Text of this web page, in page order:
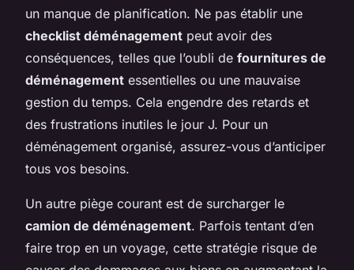
un manque de planification. Ne pas établir une
checklist déménagement peut avoir des
conséquences, telles que l’oubli de fournitures de
déménagement essentielles ou une mauvaise
gestion du temps. Cela engendre des retards et
des frustrations inutiles le jour J. Pour un
déménagement organisé, assurez-vous d’anticiper
tous vos besoins.
Un autre piège courant est de surcharger le
camion de déménagement. Parfois tentant d’en
faire trop en un voyage, cette stratégie risque de